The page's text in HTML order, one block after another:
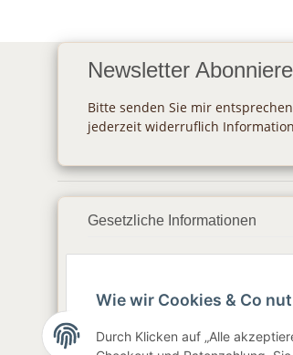
Newsletter
Bitte senden Sie mir
jederzeit widerruflich
Gesetzliche Informationen
AGB
Sitemap
Wie wir Cookies & Co
Durch Klicken auf „Alle